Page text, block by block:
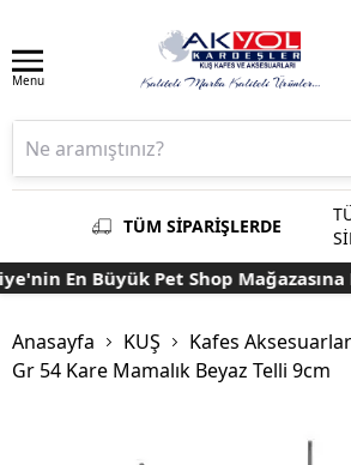
Menu
TÜM SİPARİŞLERDE
En Büyük Pet Shop Mağazasına
Anasayfa KUŞ Kafes
Gr 54 Kare Mamalık Beyaz Telli 9cm